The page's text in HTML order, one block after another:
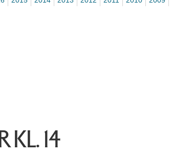
KL. 14